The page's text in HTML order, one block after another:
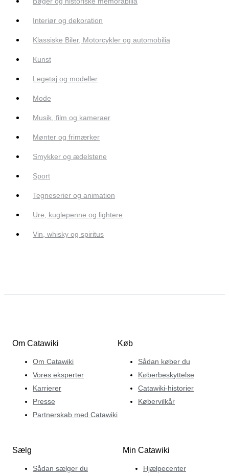
Interiør og dekoration
Klassiske Biler, Motorcykler og automobilia
Kunst
Legetøj og modeller
Mode
Musik, film og kameraer
Mønter og frimærker
Smykker og ædelstene
Sport
Tegneserier og animation
Ure, kuglepenne og lightere
Vin, whisky og spiritus
Om Catawiki
Om Catawiki
Vores eksperter
Karrierer
Presse
Partnerskab med Catawiki
Køb
Sådan køber du
Køberbeskyttelse
Catawiki-historier
Købervilkår
Sælg
Sådan sælger du
Min Catawiki
Hjælpecenter